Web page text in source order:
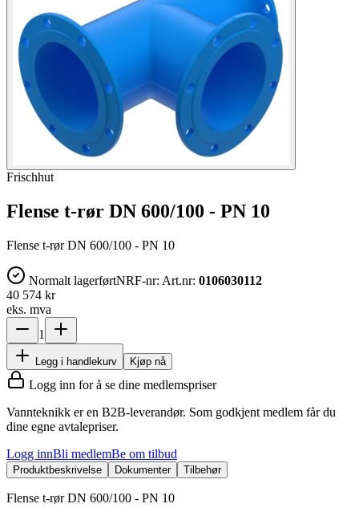
Frischhut
Flense t-rør DN 600/100 - PN 10
Flense t-rør DN 600/100 - PN 10
Normalt lagerførtNRF-nr: Art.nr: 0106030112
40 574 kr
eks. mva
1
Legg i handlekurv Kjøp nå
Logg inn for å se dine medlemspriser
Vannteknikk er en B2B-leverandør. Som godkjent medlem får du
dine egne avtalepriser.
Logg innBli medlemBe om tilbud
Produktbeskrivelse Dokumenter Tilbehør
Flense t-rør DN 600/100 - PN 10